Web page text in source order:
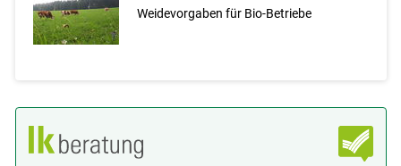
Weidevorgaben für Bio-Betriebe